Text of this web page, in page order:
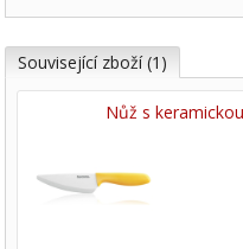
Související zboží (1)
Nůž s